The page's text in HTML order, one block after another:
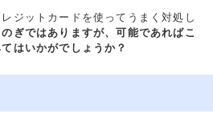
ジットカードを使ってうまく対処し
ぎではありますが、可能であればこ
はいかがでしょうか？